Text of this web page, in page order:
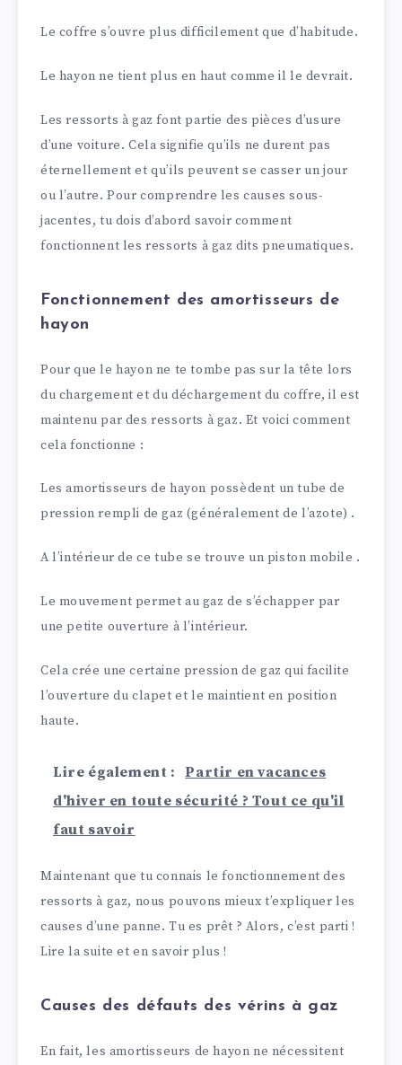
Le coffre s’ouvre plus difficilement que d’habitude.
Le hayon ne tient plus en haut comme il le devrait.
Les ressorts à gaz font partie des pièces d’usure
d’une voiture. Cela signifie qu’ils ne durent pas
éternellement et qu’ils peuvent se casser un jour
ou l’autre. Pour comprendre les causes sous-
jacentes, tu dois d’abord savoir comment
fonctionnent les ressorts à gaz dits pneumatiques.
Fonctionnement des amortisseurs de
hayon
Pour que le hayon ne te tombe pas sur la tête lors
du chargement et du déchargement du coffre, il est
maintenu par des ressorts à gaz. Et voici comment
cela fonctionne :
Les amortisseurs de hayon possèdent un tube de
pression rempli de gaz (généralement de l’azote) .
A l’intérieur de ce tube se trouve un piston mobile .
Le mouvement permet au gaz de s’échapper par
une petite ouverture à l’intérieur.
Cela crée une certaine pression de gaz qui facilite
l’ouverture du clapet et le maintient en position
haute.
Lire également :
Partir en vacances
d'hiver en toute sécurité ? Tout ce qu'il
faut savoir
Maintenant que tu connais le fonctionnement des
ressorts à gaz, nous pouvons mieux t’expliquer les
causes d’une panne. Tu es prêt ? Alors, c’est parti !
Lire la suite et en savoir plus !
Causes des défauts des vérins à gaz
En fait, les amortisseurs de hayon ne nécessitent